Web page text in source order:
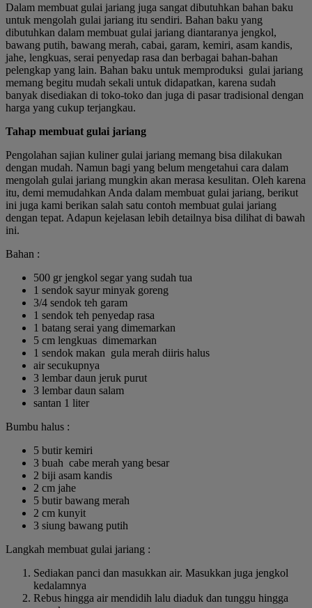
Dalam membuat gulai jariang juga sangat dibutuhkan bahan baku
untuk mengolah gulai jariang itu sendiri. Bahan baku yang
dibutuhkan dalam membuat gulai jariang diantaranya jengkol,
bawang putih, bawang merah, cabai, garam, kemiri, asam kandis,
jahe, lengkuas, serai penyedap rasa dan berbagai bahan-bahan
pelengkap yang lain. Bahan baku untuk memproduksi gulai jariang
memang begitu mudah sekali untuk didapatkan, karena sudah
banyak disediakan di toko-toko dan juga di pasar tradisional dengan
harga yang cukup terjangkau.
Tahap membuat gulai jariang
Pengolahan sajian kuliner gulai jariang memang bisa dilakukan
dengan mudah. Namun bagi yang belum mengetahui cara dalam
mengolah gulai jariang mungkin akan merasa kesulitan. Oleh karena
itu, demi memudahkan Anda dalam membuat gulai jariang, berikut
ini juga kami berikan salah satu contoh membuat gulai jariang
dengan tepat. Adapun kejelasan lebih detailnya bisa dilihat di bawah
ini.
Bahan :
500 gr jengkol segar yang sudah tua
1 sendok sayur minyak goreng
3/4 sendok teh garam
1 sendok teh penyedap rasa
1 batang serai yang dimemarkan
5 cm lengkuas dimemarkan
1 sendok makan gula merah diiris halus
air secukupnya
3 lembar daun jeruk purut
3 lembar daun salam
santan 1 liter
Bumbu halus :
5 butir kemiri
3 buah cabe merah yang besar
2 biji asam kandis
2 cm jahe
5 butir bawang merah
2 cm kunyit
3 siung bawang putih
Langkah membuat gulai jariang :
Sediakan panci dan masukkan air. Masukkan juga jengkol
kedalamnya
Rebus hingga air mendidih lalu diaduk dan tunggu hingga